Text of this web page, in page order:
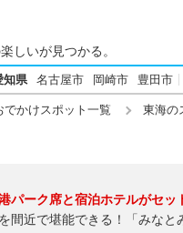
しいが見つかる。
知県 名古屋市 岡崎市 豊田市
でかけスポット一覧 東海の
港パーク席と宿泊ホテルがセッ
間近で堪能できる！「みなと